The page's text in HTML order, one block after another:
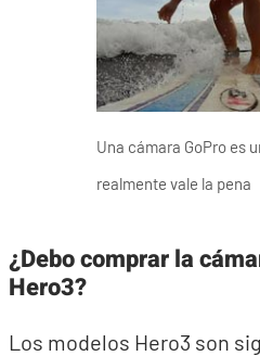
Una cámara GoPro es
realmente vale la pena
¿Debo comprar la
Hero3?
Los modelos Hero3 son